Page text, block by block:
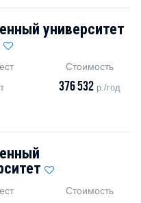
университет
Стоимость
376 532 р./год
Стоимость